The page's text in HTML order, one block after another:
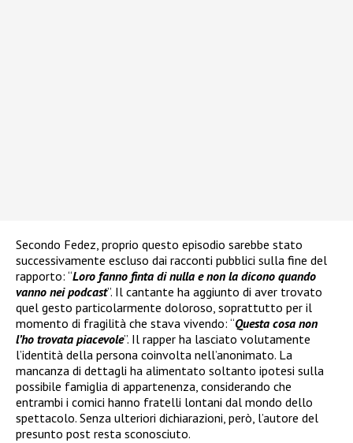
Secondo Fedez, proprio questo episodio sarebbe stato
successivamente escluso dai racconti pubblici sulla fine del
rapporto: “Loro fanno finta di nulla e non la dicono quando
vanno nei podcast”. Il cantante ha aggiunto di aver trovato
quel gesto particolarmente doloroso, soprattutto per il
momento di fragilità che stava vivendo: “Questa cosa non
l’ho trovata piacevole”. Il rapper ha lasciato volutamente
l’identità della persona coinvolta nell’anonimato. La
mancanza di dettagli ha alimentato soltanto ipotesi sulla
possibile famiglia di appartenenza, considerando che
entrambi i comici hanno fratelli lontani dal mondo dello
spettacolo. Senza ulteriori dichiarazioni, però, l’autore del
presunto post resta sconosciuto.